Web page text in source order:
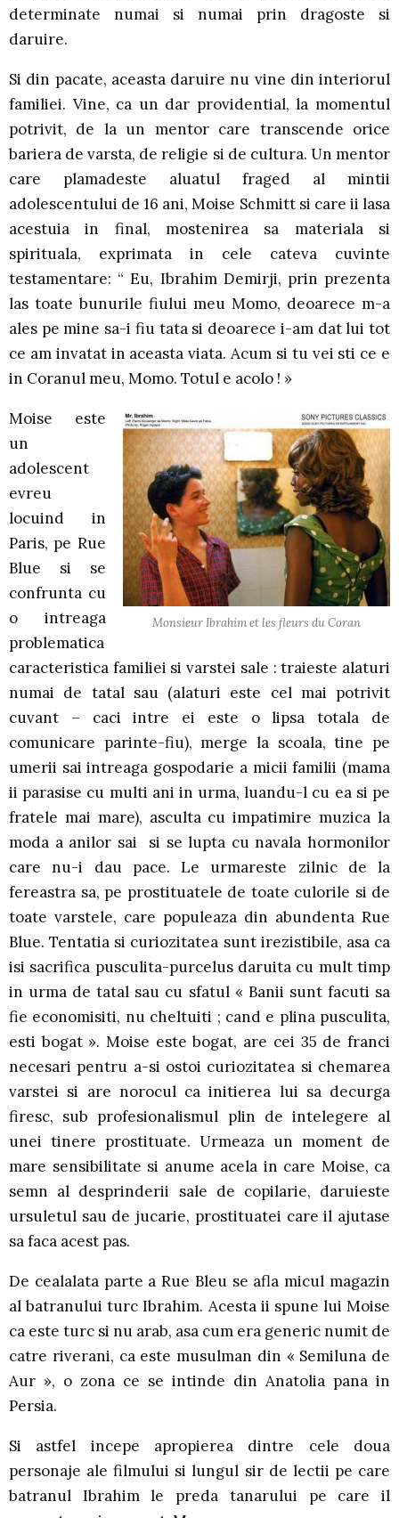
determinate numai si numai prin dragoste si
daruire.
Si din pacate, aceasta daruire nu vine din interiorul
familiei. Vine, ca un dar providential, la momentul
potrivit, de la un mentor care transcende orice
bariera de varsta, de religie si de cultura. Un mentor
care plamadeste aluatul fraged al mintii
adolescentului de 16 ani, Moise Schmitt si care ii lasa
acestuia in final, mostenirea sa materiala si
spirituala, exprimata in cele cateva cuvinte
testamentare: “ Eu, Ibrahim Demirji, prin prezenta
las toate bunurile fiului meu Momo, deoarece m-a
ales pe mine sa-i fiu tata si deoarece i-am dat lui tot
ce am invatat in aceasta viata. Acum si tu vei sti ce e
in Coranul meu, Momo. Totul e acolo ! »
Monsieur Ibrahim et les fleurs du Coran
Moise este
un
adolescent
evreu
locuind in
Paris, pe Rue
Blue si se
confrunta cu
o intreaga
problematica
caracteristica familiei si varstei sale : traieste alaturi
numai de tatal sau (alaturi este cel mai potrivit
cuvant – caci intre ei este o lipsa totala de
comunicare parinte-fiu), merge la scoala, tine pe
umerii sai intreaga gospodarie a micii familii (mama
ii parasise cu multi ani in urma, luandu-l cu ea si pe
fratele mai mare), asculta cu impatimire muzica la
moda a anilor sai si se lupta cu navala hormonilor
care nu-i dau pace. Le urmareste zilnic de la
fereastra sa, pe prostituatele de toate culorile si de
toate varstele, care populeaza din abundenta Rue
Blue. Tentatia si curiozitatea sunt irezistibile, asa ca
isi sacrifica pusculita-purcelus daruita cu mult timp
in urma de tatal sau cu sfatul « Banii sunt facuti sa
fie economisiti, nu cheltuiti ; cand e plina pusculita,
esti bogat ». Moise este bogat, are cei 35 de franci
necesari pentru a-si ostoi curiozitatea si chemarea
varstei si are norocul ca initierea lui sa decurga
firesc, sub profesionalismul plin de intelegere al
unei tinere prostituate. Urmeaza un moment de
mare sensibilitate si anume acela in care Moise, ca
semn al desprinderii sale de copilarie, daruieste
ursuletul sau de jucarie, prostituatei care il ajutase
sa faca acest pas.
De cealalata parte a Rue Bleu se afla micul magazin
al batranului turc Ibrahim. Acesta ii spune lui Moise
ca este turc si nu arab, asa cum era generic numit de
catre riverani, ca este musulman din « Semiluna de
Aur », o zona ce se intinde din Anatolia pana in
Persia.
Si astfel incepe apropierea dintre cele doua
personaje ale filmului si lungul sir de lectii pe care
batranul Ibrahim le preda tanarului pe care il